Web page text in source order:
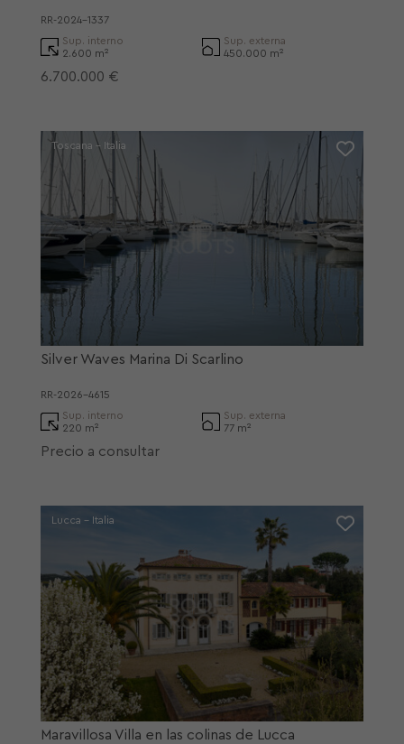
RR-2024-1337
Sup. interno
2.600 m²
Sup. externa
450.000 m²
6.700.000 €
Toscana - Italia
Silver Waves Marina Di Scarlino
RR-2026-4615
Sup. interno
220 m²
Sup. externa
77 m²
Precio a consultar
Lucca - Italia
Maravillosa Villa en las colinas de Lucca